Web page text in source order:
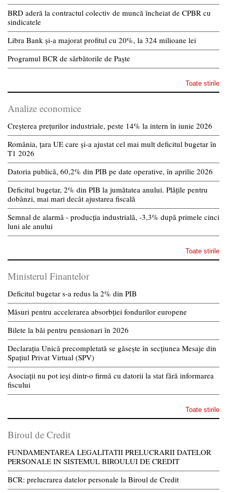
BRD aderă la contractul colectiv de muncă încheiat de CPBR cu
sindicatele
Libra Bank și-a majorat profitul cu 20%, la 324 milioane lei
Programul BCR de sărbătorile de Paște
Toate stirile
Analize economice
Creșterea prețurilor industriale, peste 14% la intern în iunie 2026
România, țara UE care și-a ajustat cel mai mult deficitul bugetar în
T1 2026
Datoria publică, 60,2% din PIB pe date operative, în aprilie 2026
Deficitul bugetar, 2% din PIB la jumătatea anului. Plățile pentru
dobânzi, mai mari decât ajustarea fiscală
Semnal de alarmă - producția industrială, -3,3% după primele cinci
luni ale anului
Toate stirile
Ministerul Finantelor
Deficitul bugetar s-a redus la 2% din PIB
Măsuri pentru accelerarea absorbției fondurilor europene
Bilete la băi pentru pensionari în 2026
Declarația Unică precompletată se găsește în secțiunea Mesaje din
Spațiul Privat Virtual (SPV)
Asociații nu pot ieși dintr-o firmă cu datorii la stat fără informarea
fiscului
Toate stirile
Biroul de Credit
FUNDAMENTAREA LEGALITATII PRELUCRARII DATELOR
PERSONALE IN SISTEMUL BIROULUI DE CREDIT
BCR: prelucrarea datelor personale la Biroul de Credit